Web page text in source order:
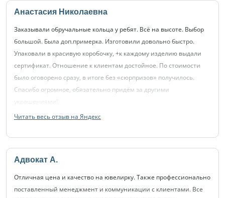
Анастасия Николаевна
Заказывали обручальные кольца у ребят. Всё на высоте. Выбор
большой. Была доп.примерка. Изготовили довольно быстро.
Упаковали в красивую коробочку, +к каждому изделию выдали
сертификат. Отношение к клиентам достойное. По стоимости
было оговорено сразу, в итоге без «сюрпризов» получилось.
Спасибо огромное, обязательно придём за другими
украшениями!
Читать весь отзыв на Яндекс
Адвокат А.
Отличная цена и качество на ювелирку. Также профессионально
поставленный менеджмент и коммуникации с клиентами. Все